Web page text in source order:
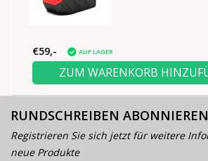
€59,- AUF LAGER
ZUM WARENKORB
RUNDSCHREIBEN ABONNIEREN
Registrieren Sie sich jetzt für weitere
neue Produkte